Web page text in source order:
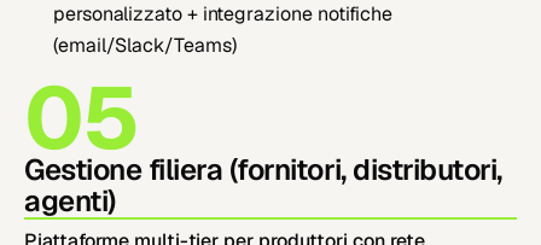
personalizzato + integrazione notifiche
(email/Slack/Teams)
05
Gestione filiera (fornitori, distributori,
agenti)